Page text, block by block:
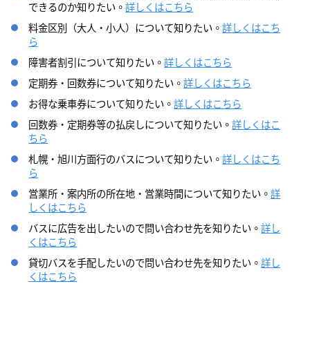
できるのか知りたい。詳しくはこちら
料金区別（大人・小人）について知りたい。詳しくはこち
ら
障害者割引について知りたい。詳しくはこちら
定期券・回数券について知りたい。詳しくはこちら
お得な乗車券について知りたい。詳しくはこちら
回数券・定期券等の払戻しについて知りたい。詳しくはこ
ちら
札幌・旭川方面行のバスについて知りたい。詳しくはこち
ら
営業所・案内所の所在地・営業時間について知りたい。詳
しくはこちら
バスに広告を出したいので問い合わせ先を知りたい。詳し
くはこちら
貸切バスを手配したいので問い合わせ先を知りたい。詳し
くはこちら